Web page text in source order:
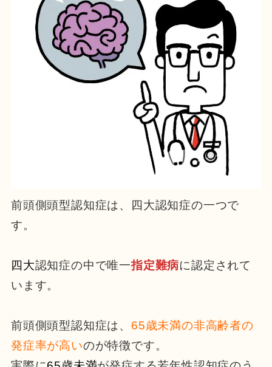
前頭側頭型認知症は、四大認知症の一つで
す。
四大認知症の中で唯一指定難病に認定されて
います。
前頭側頭型認知症は、 65歳未満の非高齢者の
発症率が高いのが特徴です。